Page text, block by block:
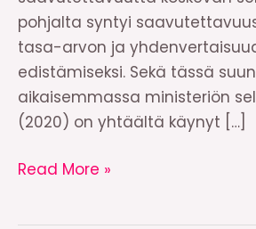
pohjalta syntyi
tasa-arvon ja
edistämiseksi. Sekä tässä
aikaisemmassa ministeriön
(2020) on yhtäältä käynyt […]
Korkeakoulujen
Read More »